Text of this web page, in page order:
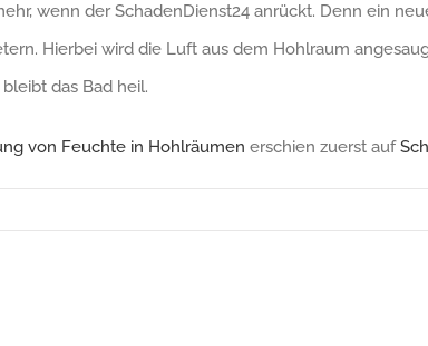
wenn der SchadenDienst24 anrückt. Denn ein
Hierbei wird die Luft aus dem Hohlraum
das Bad heil.
von Feuchte in Hohlräumen erschien zuerst auf